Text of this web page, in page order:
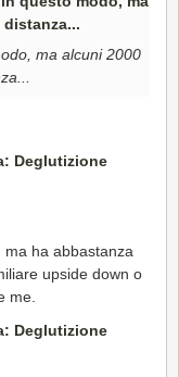
ma alcuni 2000
ha abbastanza
upside down o
me.